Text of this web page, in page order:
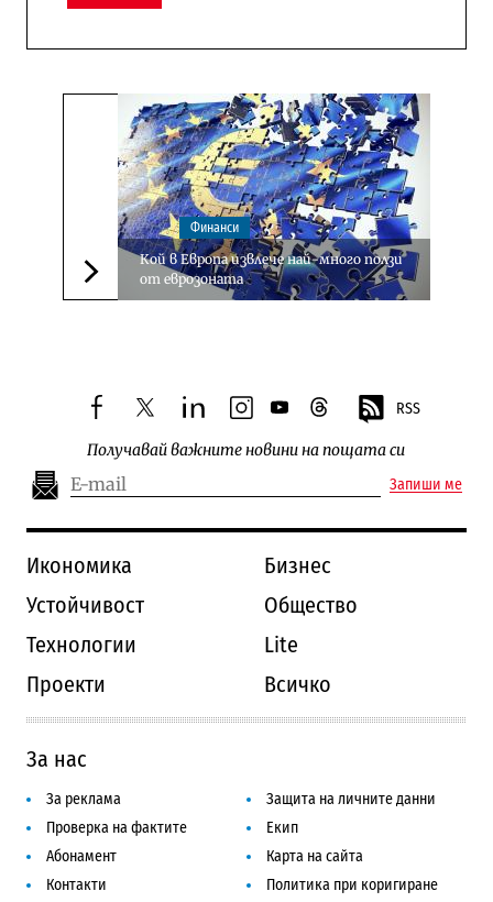
Следваща новина
Финанси
Кой в Европа извлече най-много ползи
от еврозоната
facebooktwitterlinkedininstagram
youtubethreads RSS
Получавай важните новини на пощата си
Запиши ме
Икономика
Бизнес
Устойчивост
Общество
Технологии
Lite
Проекти
Всичко
За нас
За реклама
Защита на личните данни
Проверка на фактите
Екип
Абонамент
Карта на сайта
Контакти
Политика при коригиране